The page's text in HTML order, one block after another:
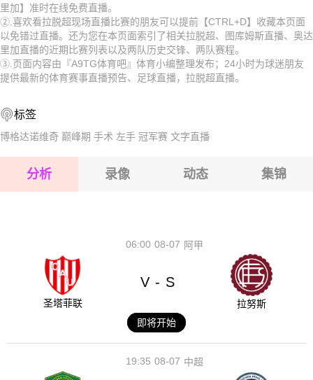
2026-08-15 【拉脱超】 图库姆斯VS奥达里加
2026-08-15 【拉脱超】 图库姆斯VS奥达里加
2026-08-15 【拉脱超】 图库姆斯VS奥达里加
2026-08-15 【拉脱超】 图库姆斯VS奥达里加
2026-08-15 【拉脱超】 图库姆斯VS奥达里加
2026-08-15 【拉脱超】 图库姆斯VS奥达里加
2026-08-15 【拉脱超】 图库姆斯VS奥达里加
里加】准时在线免费直播。
②.喜欢看拉脱超现场直播比赛的朋友可以提前【CTRL+D】收藏本页面
以免错过直播。还为您在本页面索引了相关拉脱超、图库姆斯直播、奥达
里加直播的近期比赛列表以及两队历史交锋、两队赛程。
③.页面内容由『A9TG体育吧』体育小编整理发布；24小时为球迷朋友
提供最新的体育赛事直播预告、足球直播，拉脱超直播。
标签
博格达诺维奇 巅峰期 手术 左手 冠军赛 文字直播
分析 录像 动态 集锦
08-07
06:00 阿甲
圣塔菲联
V - S
拉努斯
即将开始
08-07
19:35 中超